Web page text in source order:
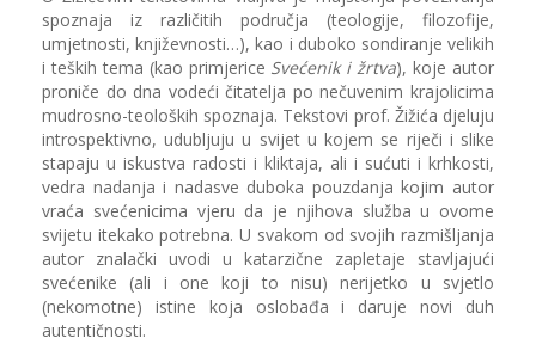
spoznaja iz različitih područja (teologije, filozofije,
umjetnosti, književnosti…), kao i duboko sondiranje velikih
i teških tema (kao primjerice Svećenik i žrtva), koje autor
proniče do dna vodeći čitatelja po nečuvenim krajolicima
mudrosno-teoloških spoznaja. Tekstovi prof. Žižića djeluju
introspektivno, udubljuju u svijet u kojem se riječi i slike
stapaju u iskustva radosti i kliktaja, ali i sućuti i krhkosti,
vedra nadanja i nadasve duboka pouzdanja kojim autor
vraća svećenicima vjeru da je njihova služba u ovome
svijetu itekako potrebna. U svakom od svojih razmišljanja
autor znalački uvodi u katarzične zapletaje stavljajući
svećenike (ali i one koji to nisu) nerijetko u svjetlo
(nekomotne) istine koja oslobađa i daruje novi duh
autentičnosti.